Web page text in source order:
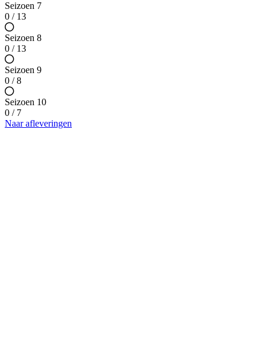
Seizoen 7
0 / 13
Seizoen 8
0 / 13
Seizoen 9
0 / 8
Seizoen 10
0 / 7
Naar afleveringen